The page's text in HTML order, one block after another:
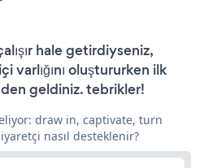
hale getirdiyseniz,
varlığını oluştururken ilk
geldiniz. tebrikler!
draw in, captivate, turn
nasıl desteklenir?